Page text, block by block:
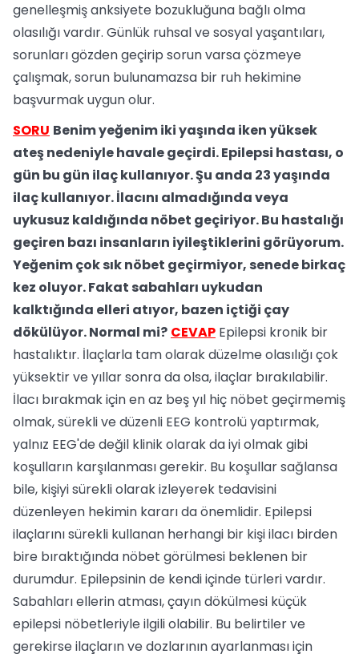
genelleşmiş anksiyete bozukluğuna bağlı olma
olasılığı vardır. Günlük ruhsal ve sosyal yaşantıları,
sorunları gözden geçirip sorun varsa çözmeye
çalışmak, sorun bulunamazsa bir ruh hekimine
başvurmak uygun olur.
SORU Benim yeğenim iki yaşında iken yüksek
ateş nedeniyle havale geçirdi. Epilepsi hastası, o
gün bu gün ilaç kullanıyor. Şu anda 23 yaşında
ilaç kullanıyor. İlacını almadığında veya
uykusuz kaldığında nöbet geçiriyor. Bu hastalığı
geçiren bazı insanların iyileştiklerini görüyorum.
Yeğenim çok sık nöbet geçirmiyor, senede birkaç
kez oluyor. Fakat sabahları uykudan
kalktığında elleri atıyor, bazen içtiği çay
dökülüyor. Normal mi? CEVAP Epilepsi kronik bir
hastalıktır. İlaçlarla tam olarak düzelme olasılığı çok
yüksektir ve yıllar sonra da olsa, ilaçlar bırakılabilir.
İlacı bırakmak için en az beş yıl hiç nöbet geçirmemiş
olmak, sürekli ve düzenli EEG kontrolü yaptırmak,
yalnız EEG'de değil klinik olarak da iyi olmak gibi
koşulların karşılanması gerekir. Bu koşullar sağlansa
bile, kişiyi sürekli olarak izleyerek tedavisini
düzenleyen hekimin kararı da önemlidir. Epilepsi
ilaçlarını sürekli kullanan herhangi bir kişi ilacı birden
bire bıraktığında nöbet görülmesi beklenen bir
durumdur. Epilepsinin de kendi içinde türleri vardır.
Sabahları ellerin atması, çayın dökülmesi küçük
epilepsi nöbetleriyle ilgili olabilir. Bu belirtiler ve
gerekirse ilaçların ve dozlarının ayarlanması için